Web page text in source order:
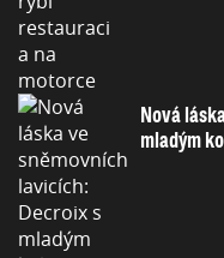
Nová
mladým